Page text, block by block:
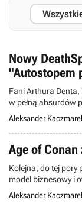
Nowy
"Autostopem
Fani Arthura
w pełną absurdów
Games
powieściowym
Równolegle
przygód
Aleksander
Age of
Kolejna, do tej pory
model biznesowy i
graczy. Firma
Conan: Hyborian
Aleksander